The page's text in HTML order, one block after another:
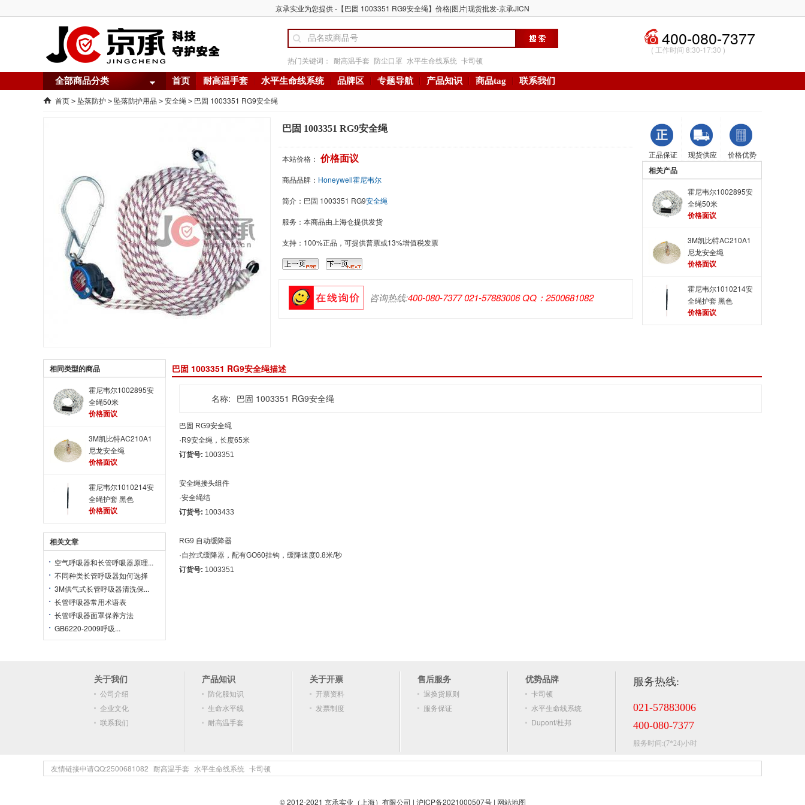
京承实业为您提供 -【巴固 1003351 RG9安全绳】价格|图片|现货批发-京承JICN
热门关键词： 耐高温手套 防尘口罩 水平生命线系统 卡司顿
400-080-7377
( 工作时间 8:30-17:30 )
全部商品分类 首页 耐高温手套 水平生命线系统 品牌区 专题导航 产品知识 商品tag 联系我们
首页 > 坠落防护 > 坠落防护用品 > 安全绳 > 巴固 1003351 RG9安全绳
巴固 1003351 RG9安全绳
本站价格： 价格面议
商品品牌： Honeywell霍尼韦尔
简介： 巴固 1003351 RG9安全绳
服务：本商品由上海仓提供发货
支持：100%正品，可提供普票或13%增值税发票
咨询热线:400-080-7377 021-57883006 QQ：2500681082
正品保证 现货供应 价格优势
相关产品
霍尼韦尔1002895安
全绳50米
价格面议
3M凯比特AC210A1
尼龙安全绳
价格面议
霍尼韦尔1010214安
全绳护套 黑色
价格面议
相同类型的商品
霍尼韦尔1002895安
全绳50米
价格面议
3M凯比特AC210A1
尼龙安全绳
价格面议
霍尼韦尔1010214安
全绳护套 黑色
价格面议
相关文章
空气呼吸器和长管呼吸器原理...
不同种类长管呼吸器如何选择
3M供气式长管呼吸器清洗保...
长管呼吸器常用术语表
长管呼吸器面罩保养方法
GB6220-2009呼吸...
巴固 1003351 RG9安全绳描述
名称: 巴固 1003351 RG9安全绳
巴固 RG9安全绳
·R9安全绳 ，长度65米
订货号: 1003351
安全绳接头组件
·安全绳结
订货号: 1003433
RG9 自动缓降器
·自控式缓降器，配有GO60挂钩，缓降速度0.8米/秒
订货号: 1003351
关于我们
公司介绍
企业文化
联系我们
产品知识
防化服知识
生命水平线
耐高温手套
关于开票
开票资料
发票制度
售后服务
退换货原则
服务保证
优势品牌
卡司顿
水平生命线系统
Dupont/杜邦
服务热线:
021-57883006
400-080-7377
服务时间:(7*24)小时
友情链接申请QQ:2500681082 耐高温手套 水平生命线系统 卡司顿
© 2012-2021 京承实业（上海）有限公司 | 沪ICP备2021000507号| 网站地图